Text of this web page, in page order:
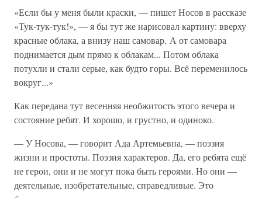
«Если бы у меня были краски, — пишет Носов в рассказе
«Тук-тук-тук!», — я бы тут же нарисовал картину: вверху
красные облака, а внизу наш самовар. А от самовара
поднимается дым прямо к облакам... Потом облака
потухли и стали серые, как будто горы. Всё переменилось
вокруг...»
Как передана тут весенняя необжитость этого вечера и
состояние ребят. И хорошо, и грустно, и одиноко.
— У Носова, — говорит Ада Артемьевна, — поэзия
жизни и простоты. Поэзия характеров. Да, его ребята ещё
не герои, они и не могут пока быть героями. Но они —
деятельные, изобретательные, справедливые. Это